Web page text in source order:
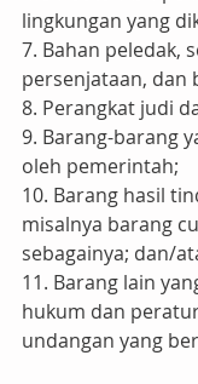
lingkungan yang
7. Bahan peledak,
persenjataan, dan
8. Perangkat judi
9. Barang-barang
oleh pemerintah;
10. Barang hasil
misalnya barang
sebagainya; dan/
11. Barang lain
hukum dan
undangan yang